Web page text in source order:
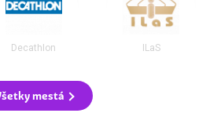
Decathlon ILaS
mestá